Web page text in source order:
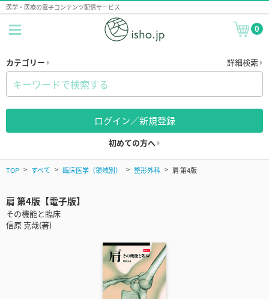
医学・医療の電子コンテンツ配信サービス
0
カテゴリー 詳細検索
ログイン／新規登録
初めての方へ
TOP すべて 臨床医学（領域別） 整形外科 肩 第4版
肩 第4版【電子版】
その機能と臨床
信原 克哉(著)